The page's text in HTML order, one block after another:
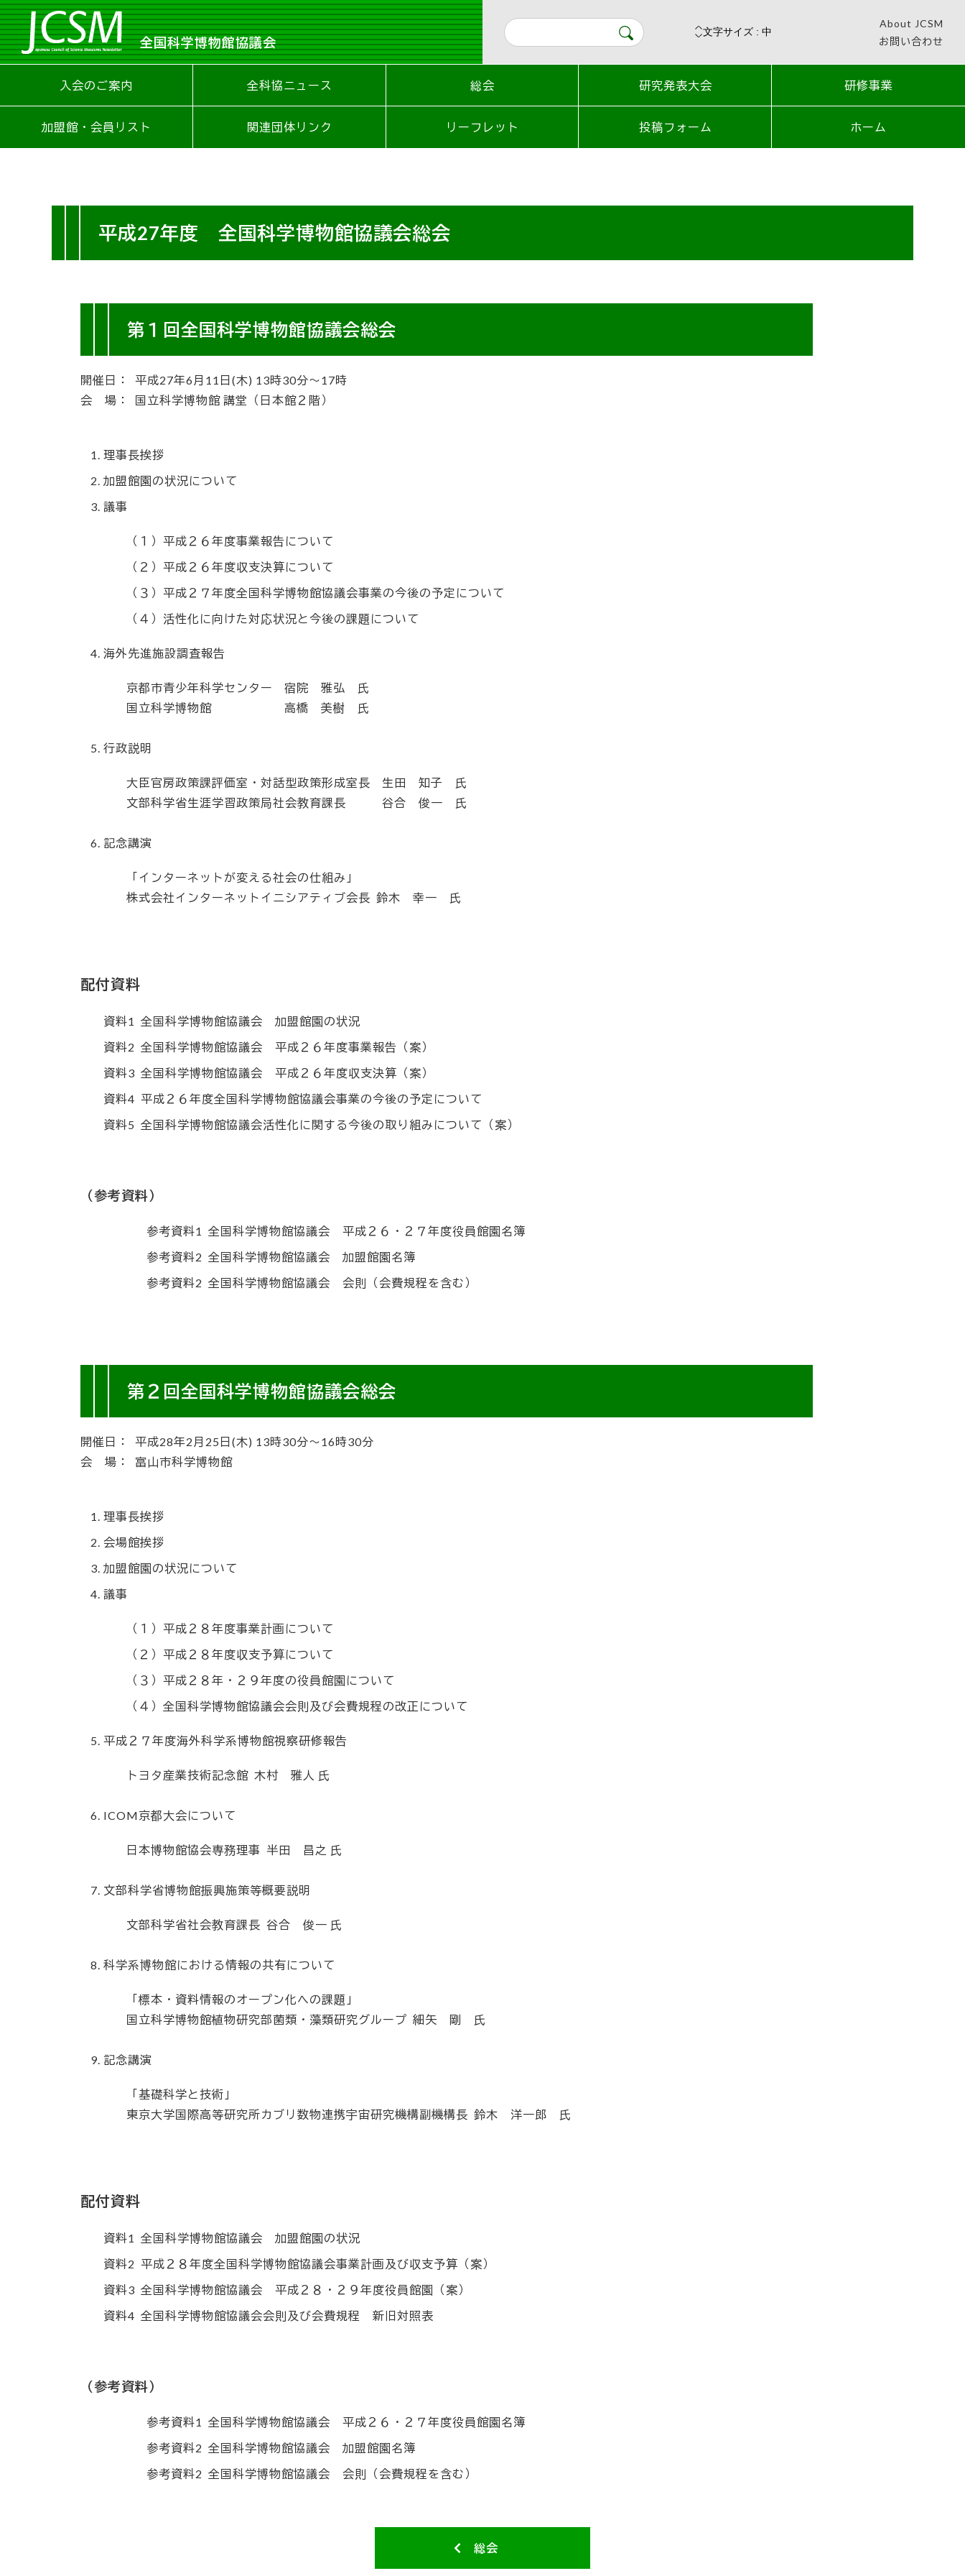
全国科学博物館協議会
About JCSM
お問い合わせ
入会のご案内 全科協ニュース 総会 研究発表大会 研修事業
加盟館・会員リスト 関連団体リンク リーフレット 投稿フォーム ホーム
平成27年度 全国科学博物館協議会総会
第１回全国科学博物館協議会総会
開催日： 平成27年6月11日(木) 13時30分〜17時
会 場：
国立科学博物館 講堂（日本館２階）
理事長挨拶
加盟館園の状況について
議事
（１）平成２６年度事業報告について
（２）平成２６年度収支決算について
（３）平成２７年度全国科学博物館協議会事業の今後の予定について
（４）活性化に向けた対応状況と今後の課題について
海外先進施設調査報告
京都市青少年科学センター
宿院 雅弘 氏
国立科学博物館
高橋 美樹 氏
行政説明
大臣官房政策課評価室・対話型政策形成室長
生田 知子 氏
文部科学省生涯学習政策局社会教育課長
谷合 俊一 氏
記念講演
「インターネットが変える社会の仕組み」
株式会社インターネットイニシアティブ会長 鈴木 幸一 氏
配付資料
資料1 全国科学博物館協議会 加盟館園の状況
資料2 全国科学博物館協議会 平成２６年度事業報告（案）
資料3 全国科学博物館協議会 平成２６年度収支決算（案）
資料4 平成２６年度全国科学博物館協議会事業の今後の予定について
資料5 全国科学博物館協議会活性化に関する今後の取り組みについて（案）
（参考資料）
参考資料1 全国科学博物館協議会 平成２６・２７年度役員館園名簿
参考資料2 全国科学博物館協議会 加盟館園名簿
参考資料2 全国科学博物館協議会 会則（会費規程を含む）
第２回全国科学博物館協議会総会
開催日： 平成28年2月25日(木) 13時30分〜16時30分
会 場：
富山市科学博物館
理事長挨拶
会場館挨拶
加盟館園の状況について
議事
（１）平成２８年度事業計画について
（２）平成２８年度収支予算について
（３）平成２８年・２９年度の役員館園について
（４）全国科学博物館協議会会則及び会費規程の改正について
平成２７年度海外科学系博物館視察研修報告
トヨタ産業技術記念館 木村 雅人 氏
ICOM京都大会について
日本博物館協会専務理事 半田 昌之 氏
文部科学省博物館振興施策等概要説明
文部科学省社会教育課長 谷合 俊一 氏
科学系博物館における情報の共有について
「標本・資料情報のオープン化への課題」
国立科学博物館植物研究部菌類・藻類研究グループ 細矢 剛 氏
記念講演
「基礎科学と技術」
東京大学国際高等研究所カブリ数物連携宇宙研究機構副機構長 鈴木 洋一郎 氏
配付資料
資料1 全国科学博物館協議会 加盟館園の状況
資料2 平成２８年度全国科学博物館協議会事業計画及び収支予算（案）
資料3 全国科学博物館協議会 平成２８・２９年度役員館園（案）
資料4 全国科学博物館協議会会則及び会費規程 新旧対照表
（参考資料）
参考資料1 全国科学博物館協議会 平成２６・２７年度役員館園名簿
参考資料2 全国科学博物館協議会 加盟館園名簿
参考資料2 全国科学博物館協議会 会則（会費規程を含む）
総会